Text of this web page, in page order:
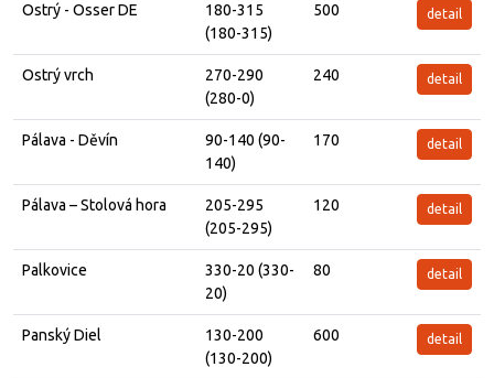
Ostrý - Osser DE
180-315
(180-315)
500 detail
Ostrý vrch
270-290
(280-0)
240 detail
Pálava - Děvín
90-140 (90-
140)
170 detail
Pálava – Stolová hora
205-295
(205-295)
120 detail
Palkovice
330-20 (330-
20)
80 detail
Panský Diel
130-200
(130-200)
600 detail